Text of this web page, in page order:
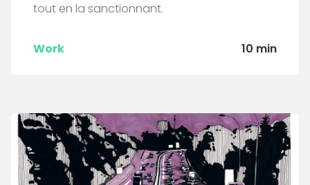
tout en la sanctionnant.
Work 10 min